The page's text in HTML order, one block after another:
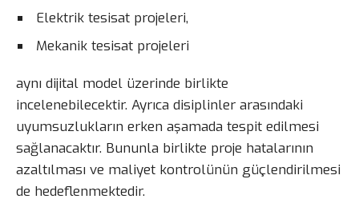
Elektrik tesisat projeleri,
Mekanik tesisat projeleri
aynı dijital model üzerinde birlikte
incelenebilecektir. Ayrıca disiplinler arasındaki
uyumsuzlukların erken aşamada tespit edilmesi
sağlanacaktır. Bununla birlikte proje hatalarının
azaltılması ve maliyet kontrolünün güçlendirilmesi
de hedeflenmektedir.